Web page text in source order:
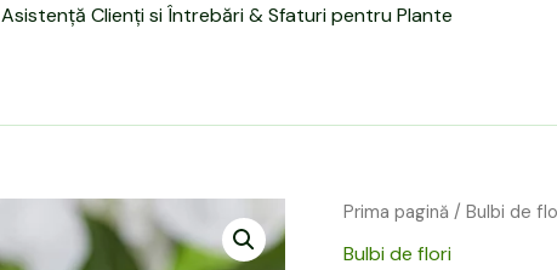
Asistență Clienți si Întrebări & Sfaturi pentru Plante
Prima pagină / Bulbi de
Bulbi de flori
Prețul
Cantitate
Festiva